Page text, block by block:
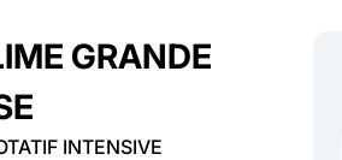
GRANDE
INTENSIVE